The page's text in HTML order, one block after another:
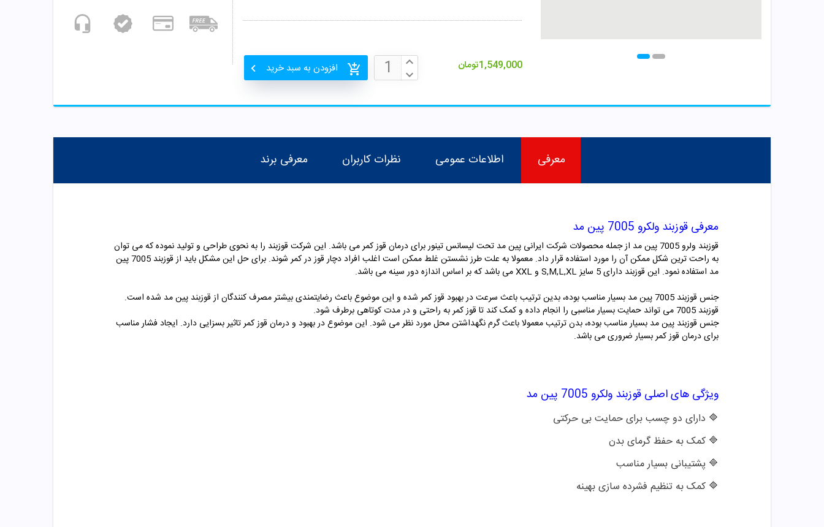
1,549,000تومان افزودن به سبد خرید
معرفی اطلاعات عمومی نظرات کاربران معرفی برند
معرفی قوزبند ولکرو 7005 پین مد
قوزبند ولرو 7005 پین مد از جمله محصولات شرکت ایرانی پین مد تحت لیسانس تینوربرای درمان قوز کمر می باشد. این شرکت قوزبند را به نحوی طراحی و تولید نموده که می توان
به راحت ترین شکل ممکن آن را مورد استفاده قرار داد. معمولا به علت طرز نشستن غلط ممکن است اغلب افراد دچار قوز در کمر شوند. برای حل این مشکل باید از قوزبند 7005 پین
مد استفاده نمود. این قوزبند دارای 5 سایز S,M,L,XL و XXL می باشد که بر اساس اندازه دور سینه می باشد.
جنس قوزبند 7005 پین مد بسیار مناسب بوده، بدین ترتیب باعث سرعت در بهبود قوز کمر شده و این موضوع باعث رضایتمندی بیشتر مصرف کنندگان از قوزبند پین مد شده است.
قوزبند 7005 می تواند حمایت بسیار مناسبی را انجام داده و کمک کند تا قوز کمر به راحتی و در مدت کوتاهی برطرف شود.
جنس قوزبند پین مد بسیار مناسب بوده، بدن ترتیب معمولا باعث گرم نگهداشتن محل مورد نظر می شود. این موضوع در بهبود و درمان قوز کمر تاثیر بسزایی دارد. ایجاد فشار مناسب
برای درمان قوز کمر بسیار ضروری می باشد.
ویژگی های اصلی قوزبند ولکرو 7005 پین مد
🔷 دارای دو چسب برای حمایت بی حرکتی
🔷 کمک به حفظ گرمای بدن
🔷 پشتیبانی بسیار مناسب
🔷 کمک به تنظیم فشرده سازی بهینه